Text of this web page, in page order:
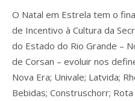
O Natal em Estrela tem o
de Incentivo à Cultura da
do Estado do Rio Grande –
de Corsan – evoluir nos
Nova Era; Univale; Latvida;
Bebidas; Construschorr;